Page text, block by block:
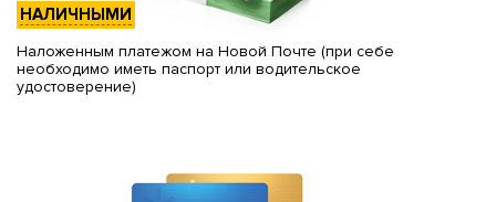
НАЛИЧНЫМИ
Наложенным платежом на Новой Почте (при себе
необходимо иметь паспорт или водительское
удостоверение)